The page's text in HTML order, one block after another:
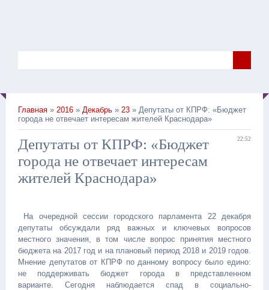
Главная » 2016 » Декабрь » 23 » Депутаты от КПРФ: «Бюджет
города не отвечает интересам жителей Краснодара»
22:52
Депутаты от КПРФ: «Бюджет
города не отвечает интересам
жителей Краснодара»
На очередной сессии городского парламента 22 декабря
депутаты обсуждали ряд важных и ключевых вопросов
местного значения, в том числе вопрос принятия местного
бюджета на 2017 год и на плановый период 2018 и 2019 годов.
Мнение депутатов от КПРФ по данному вопросу было едино:
не поддерживать бюджет города в представленном
варианте. Сегодня наблюдается спад в социально-